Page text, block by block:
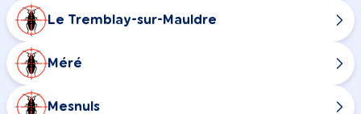
Le Tremblay-sur-Mauldre
Méré
Mesnuls